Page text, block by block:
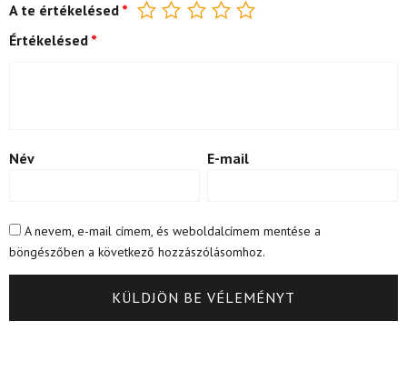
A te értékelésed *
Értékelésed *
Név E-mail
A nevem, e-mail címem, és weboldalcímem mentése a
böngészőben a következő hozzászólásomhoz.